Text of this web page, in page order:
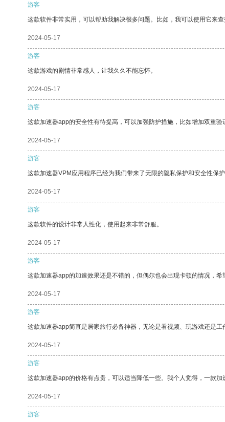
游客
这款软件非常实用，可以帮助我解决很多问题。比如，我可以使用它来查
2024-05-17
游客
这款游戏的剧情非常感人，让我久久不能忘怀。
2024-05-17
游客
这款加速器app的安全性有待提高，可以加强防护措施，比如增加双重验
2024-05-17
游客
这款加速器VPM应用程序已经为我们带来了无限的隐私保护和安全性保护
2024-05-17
游客
这款软件的设计非常人性化，使用起来非常舒服。
2024-05-17
游客
这款加速器app的加速效果还是不错的，但偶尔也会出现卡顿的情况，希
2024-05-17
游客
这款加速器app简直是居家旅行必备神器，无论是看视频、玩游戏还是工
2024-05-17
游客
这款加速器app的价格有点贵，可以适当降低一些。我个人觉得，一款加
2024-05-17
游客